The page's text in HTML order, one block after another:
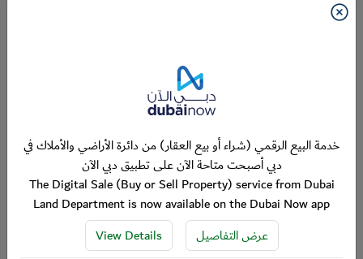
خدمة البيع الرقمي (شراء أو بيع العقار) من دائرة الأراضي والأملاك في
دبي أصبحت متاحة الآن على تطبيق دبي الآن
The Digital Sale (Buy or Sell Property) service from Dubai
Land Department is now available on the Dubai Now app
View Details
عرض التفاصيل